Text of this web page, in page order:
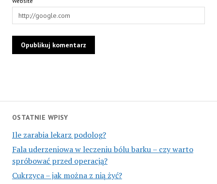
OSTATNIE WPISY
Ile zarabia lekarz podolog?
Fala uderzeniowa w leczeniu bólu barku – czy warto
spróbować przed operacją?
Cukrzyca – jak można z nią żyć?